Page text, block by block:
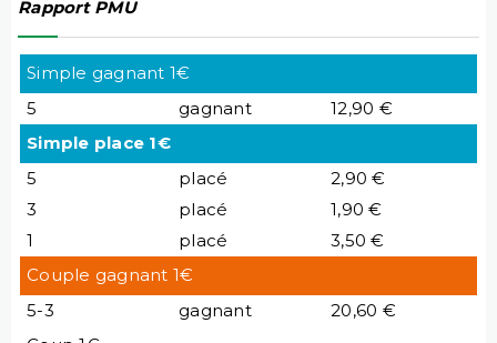
Rapport PMU
Simple gagnant 1€
5
gagnant
12,90 €
Simple place 1€
5
placé
2,90 €
3
placé
1,90 €
1
placé
3,50 €
Couple gagnant 1€
5-3
gagnant
20,60 €